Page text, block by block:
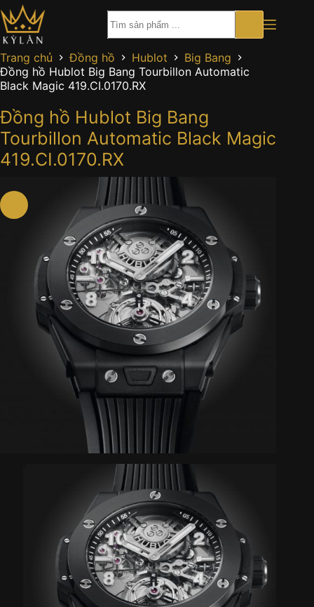
Chuyển
đến
phần
nội
dung
Trang chủ Đồng hồ Hublot
Big Bang
Đồng hồ Hublot Big Bang Tourbillon Automatic
Black Magic 419.CI.0170.RX
Đồng hồ Hublot Big Bang
Tourbillon Automatic Black Magic
419.CI.0170.RX